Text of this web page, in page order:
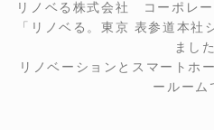
リノベる株式会社 コーポレ
「リノベる。東京 表参道本社
ました
リノベーションとスマートホ
ールーム